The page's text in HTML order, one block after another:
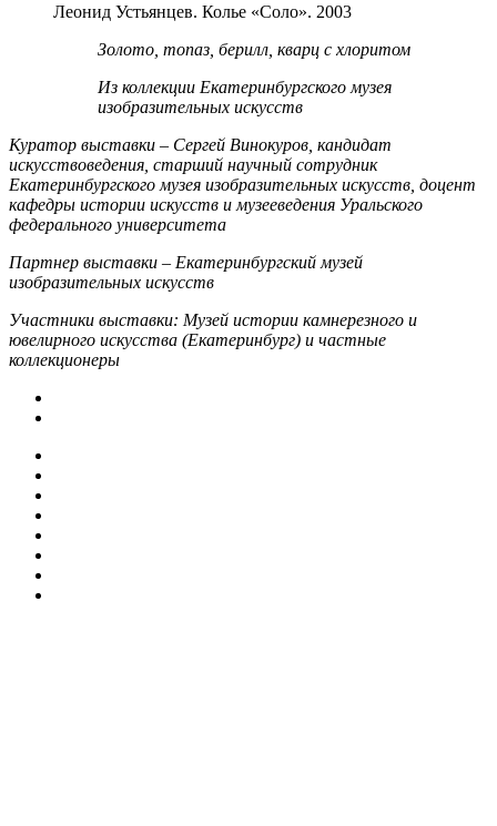
Леонид Устьянцев. Колье «Соло». 2003
Золото, топаз, берилл, кварц с хлоритом
Из коллекции Екатеринбургского музея
изобразительных искусств
Куратор выставки – Сергей Винокуров, кандидат
искусствоведения, старший научный сотрудник
Екатеринбургского музея изобразительных искусств, доцент
кафедры истории искусств и музееведения Уральского
федерального университета
Партнер выставки – Екатеринбургский музей
изобразительных искусств
Участники выставки: Музей истории камнерезного и
ювелирного искусства (Екатеринбург) и частные
коллекционеры